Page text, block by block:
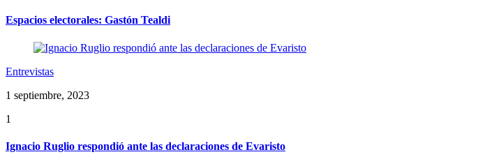
Espacios electorales: Gastón Tealdi
Entrevistas
1 septiembre, 2023
1
Ignacio Ruglio respondió ante las declaraciones de Evaristo